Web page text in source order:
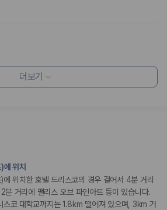
교 자주 묻는 질문
한 번에 비교할 수 있습니다.
무엇을 기준으로 비교해야 하나요?
비교할 수 있나요?
보험도 함께 비교할 수 있나요?
주 렌트카를 비교해야 하나요?
교 주요 링크
스
더보기
에 위치
에 위치한 호텔 드리스코의 경우 걸어서 4분 거리
분 거리에 팰리스 오브 파인아트 등이 있습니다.
스코 대학교까지는 1.8km 떨어져 있으며, 3km 거